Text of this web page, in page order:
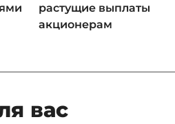
растущие выплаты
акционерам
вас